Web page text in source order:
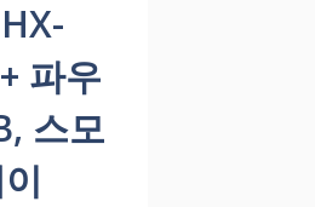
파우
스모